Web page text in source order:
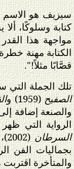
سيزيف هو الاسم
كتابة وسلوكًا،
مواجهة هذا
الكتابة مهنة
قصَّابًا مثلاً!".
تلك الجملة التي
الصفيح(1959) و
والصنعة إضافة
الرواية التي
السرطان
بجماليات الفن
والمتأخرة